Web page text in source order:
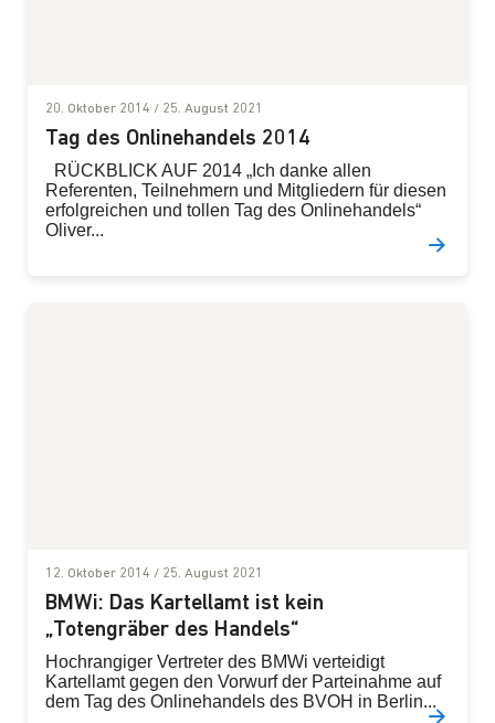
20. Oktober 2014 / 25. August 2021
Tag des Onlinehandels 2014
RÜCKBLICK AUF 2014 „Ich danke allen
Referenten, Teilnehmern und Mitgliedern für diesen
erfolgreichen und tollen Tag des Onlinehandels“
Oliver...
12. Oktober 2014 / 25. August 2021
BMWi: Das Kartellamt ist kein
„Totengräber des Handels“
Hochrangiger Vertreter des BMWi verteidigt
Kartellamt gegen den Vorwurf der Parteinahme auf
dem Tag des Onlinehandels des BVOH in Berlin...